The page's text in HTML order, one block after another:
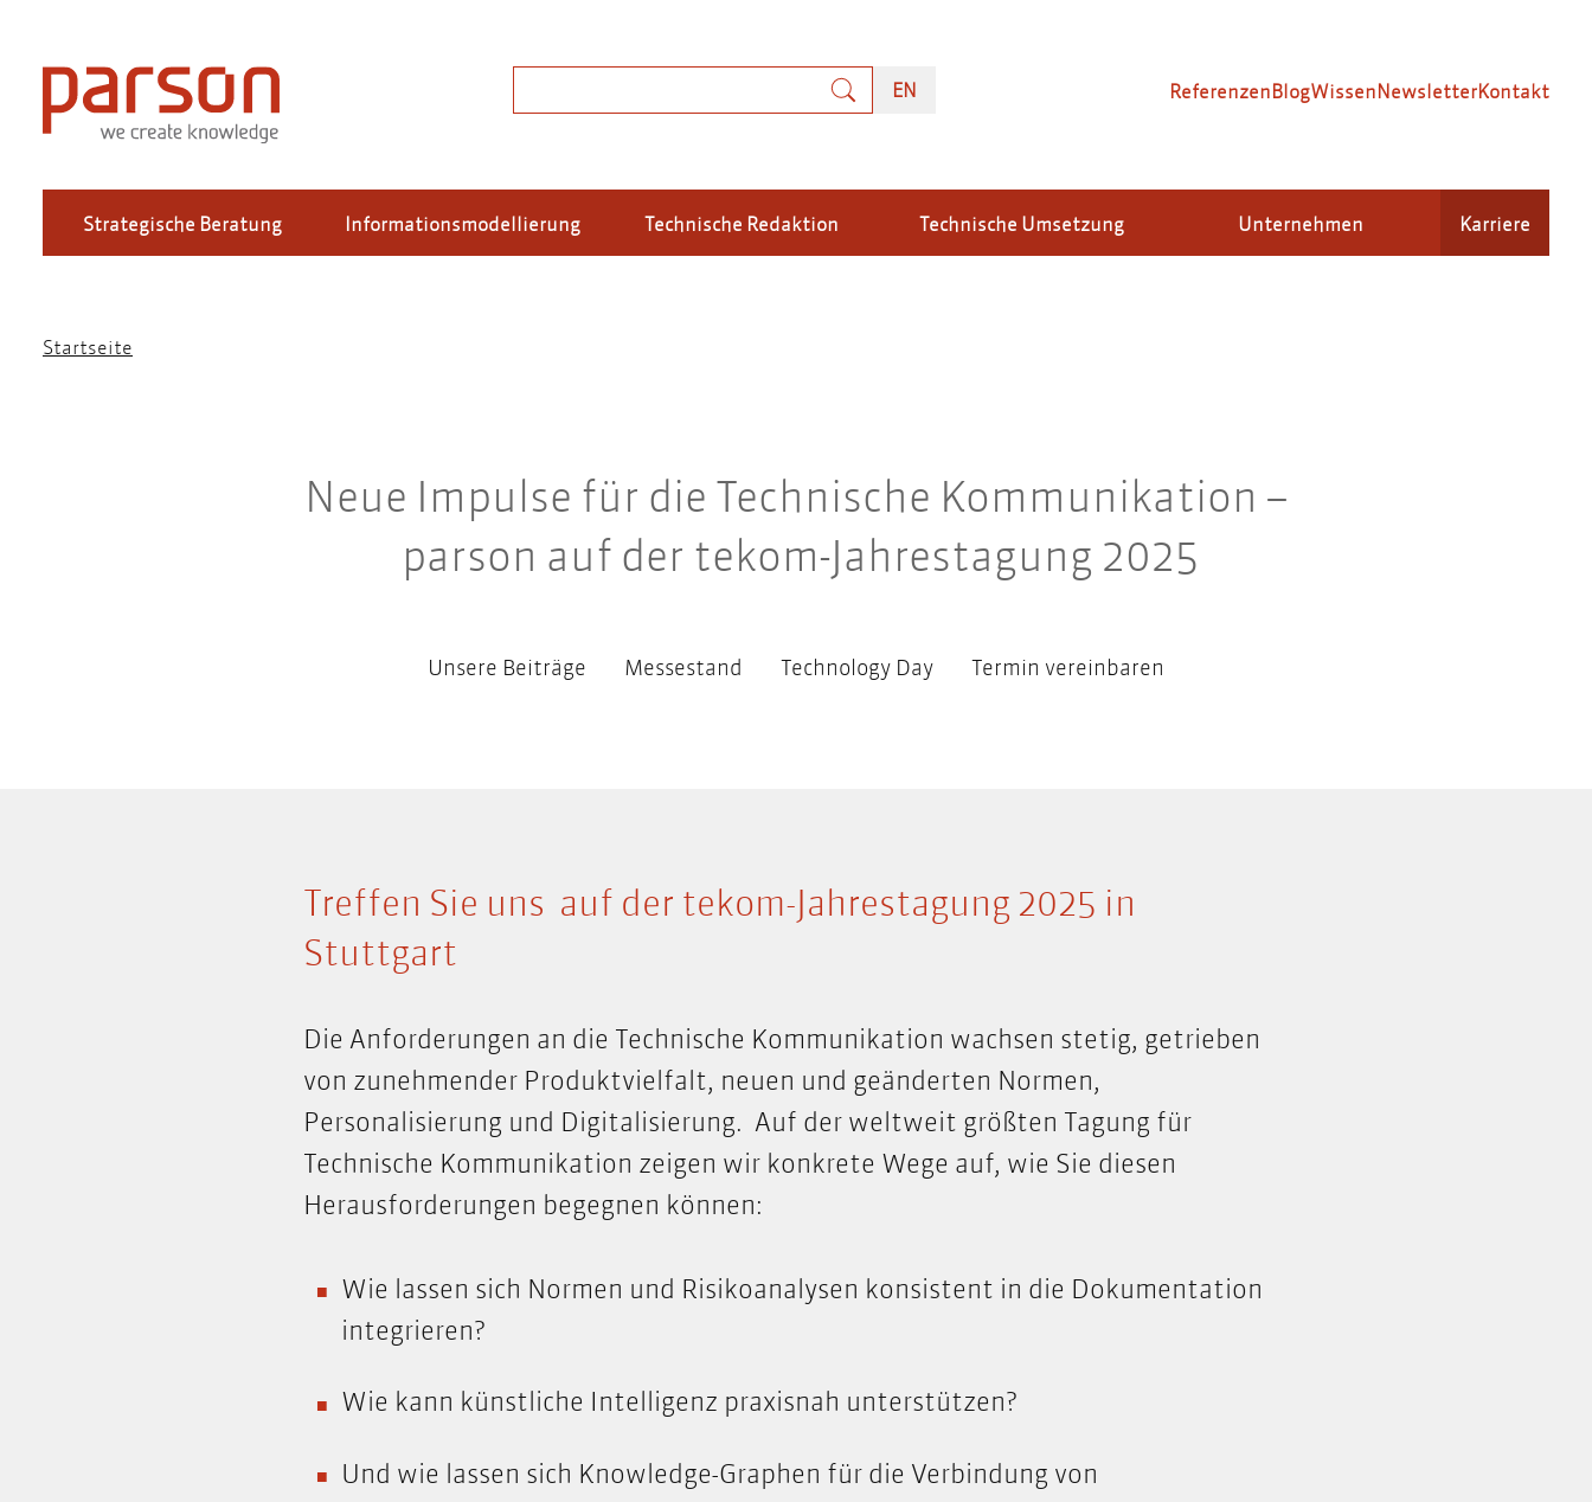
Inhalt
EN
Strategische Beratung Informationsmodellierung Technische Redaktion Technische Umsetzung Unternehmen Karriere
ReferenzenBlogWissenNewsletterKontakt
Pfadnavigation
Startseite
Neue Impulse für die Technische Kommunikation –
parson auf der tekom-Jahrestagung 2025
Unsere Beiträge Messestand Technology Day Termin vereinbaren
Treffen Sie uns auf der tekom-Jahrestagung 2025 in
Stuttgart
Die Anforderungen an die Technische Kommunikation wachsen stetig, getrieben
von zunehmender Produktvielfalt, neuen und geänderten Normen,
Personalisierung und Digitalisierung. Auf der weltweit größten Tagung für
Technische Kommunikation zeigen wir konkrete Wege auf, wie Sie diesen
Herausforderungen begegnen können:
Wie lassen sich Normen und Risikoanalysen konsistent in die Dokumentation
integrieren?
Wie kann künstliche Intelligenz praxisnah unterstützen?
Und wie lassen sich Knowledge-Graphen für die Verbindung von